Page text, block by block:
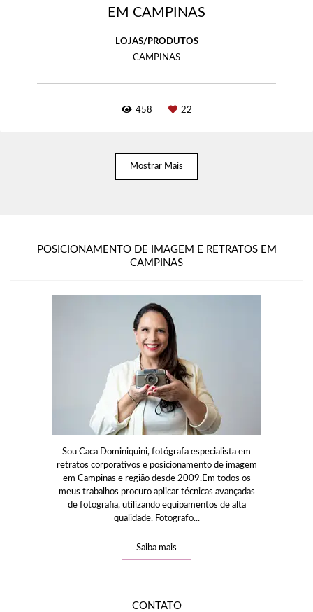
EM CAMPINAS
LOJAS/PRODUTOS
CAMPINAS
458 22
Mostrar Mais
POSICIONAMENTO DE IMAGEM E RETRATOS EM
CAMPINAS
Sou Caca Dominiquini, fotógrafa especialista em
retratos corporativos e posicionamento de imagem
em Campinas e região desde 2009.Em todos os
meus trabalhos procuro aplicar técnicas avançadas
de fotografia, utilizando equipamentos de alta
qualidade. Fotografo...
Saiba mais
CONTATO